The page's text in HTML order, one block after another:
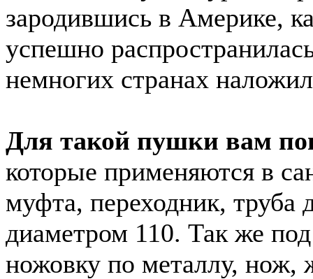
зародившись в Америке,
успешно
немногих странах
Для такой пушки вам
которые применяются в
муфта, переходник, труба
диаметром 110. Так же
ножовку по металлу, нож,